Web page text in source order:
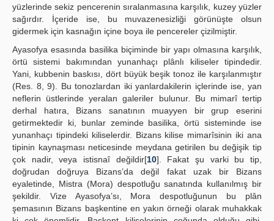
yüzlerinde sekiz pencerenin sıralanmasına karşılık, kuzey yüzler
sağırdır. İçeride ise, bu muvazenesizliği görünüşte olsun
gidermek için kasnağın içine boya ile pencereler çizilmiştir.
Ayasofya esasında basilika biçiminde bir yapı olmasına karşılık,
örtü sistemi bakımından yunanhaçı plânlı kiliseler tipindedir.
Yani, kubbenin baskısı, dört büyük beşik tonoz ile karşılanmıştır
(Res. 8, 9). Bu tonozlardan iki yanlardakilerin içlerinde ise, yan
neflerin üstlerinde yeralan galeriler bulunur. Bu mimarî tertip
derhal hatıra, Bizans sanatının muayyen bir grup eserini
getirmektedir ki, bunlar zeminde basilika, örtü sisteminde ise
yunanhaçı tipindeki kiliselerdir. Bizans kilise mimarîsinin iki ana
tipinin kaynaşması neticesinde meydana getirilen bu değişik tip
çok nadir, veya istisnaî değildir[10]. Fakat şu varki bu tip,
doğrudan doğruya Bizans’da değil fakat uzak bir Bizans
eyaletinde, Mistra (Mora) despotluğu sanatında kullanılmış bir
şekildir. Vize Ayasofya’sı, Mora despotluğunun bu plân
şemasının Bizans başkentine en yakın örneği olarak muhakkak